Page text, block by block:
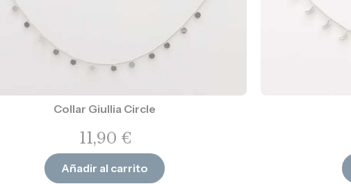
Collar Giullia Circle
11,90 €
Añadir al carrito